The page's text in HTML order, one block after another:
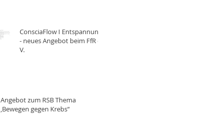
ConsciaFlow I Entspannung
- neues Angebot beim FfR e.
V.
Angebot zum RSB Thema
,Bewegen gegen Krebs“